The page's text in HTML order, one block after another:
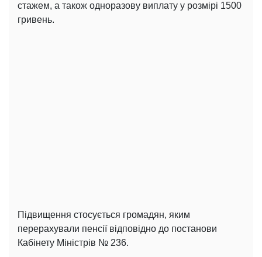
стажем, а також одноразову виплату у розмірі 1500
гривень.
Підвищення стосується громадян, яким
перерахували пенсії відповідно до постанови
Кабінету Міністрів № 236.